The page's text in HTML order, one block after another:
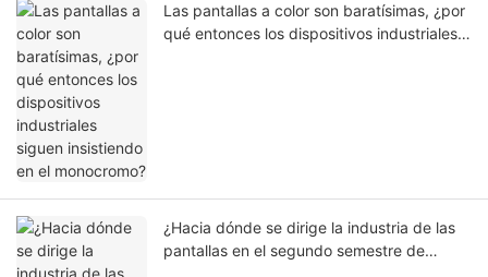
Las pantallas a color son baratísimas, ¿por
qué entonces los dispositivos industriales
¿Hacia dónde se dirige la industria de las
pantallas en el segundo semestre de